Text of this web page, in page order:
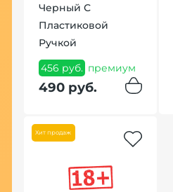
Черный С
Пластиковой
Ручкой
456 руб. премиум
490 руб.
Хит продаж